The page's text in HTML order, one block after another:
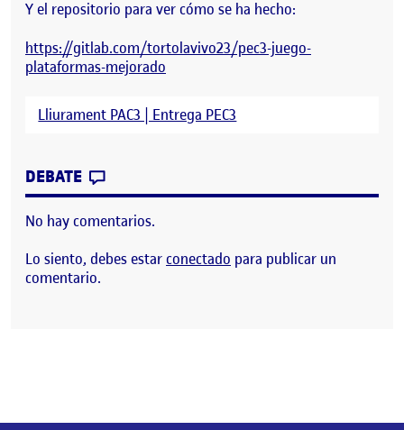
Y el repositorio para ver cómo se ha hecho:
https://gitlab.com/tortolavivo23/pec3-juego-
plataformas-mejorado
Lliurament PAC3 | Entrega PEC3
DEBATE
No hay comentarios.
Lo siento, debes estarconectado para publicar un
comentario.